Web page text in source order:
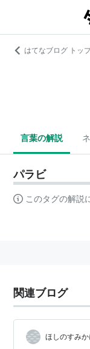
はてなブログ トッ
言葉の解説
パラビ
このタグの解説
関連ブログ
ほしのすみ